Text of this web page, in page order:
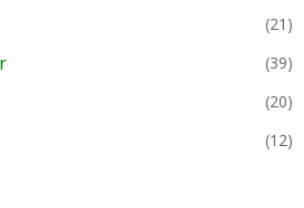
(21)
(39)
(20)
(12)